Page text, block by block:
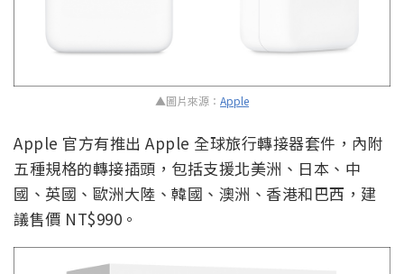
▲圖片來源： Apple
Apple 官方有推出 Apple 全球旅行轉接器套件，內附
五種規格的轉接插頭，包括支援北美洲、日本、中
國、英國、歐洲大陸、韓國、澳洲、香港和巴西，建
議售價 NT$990。